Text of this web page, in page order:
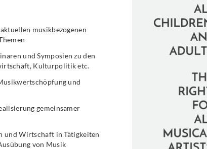
musikbezogenen
und Symposien zu den
Kulturpolitik etc.
und
gemeinsamer
und Wirtschaft in Tätigkeiten
von Musik